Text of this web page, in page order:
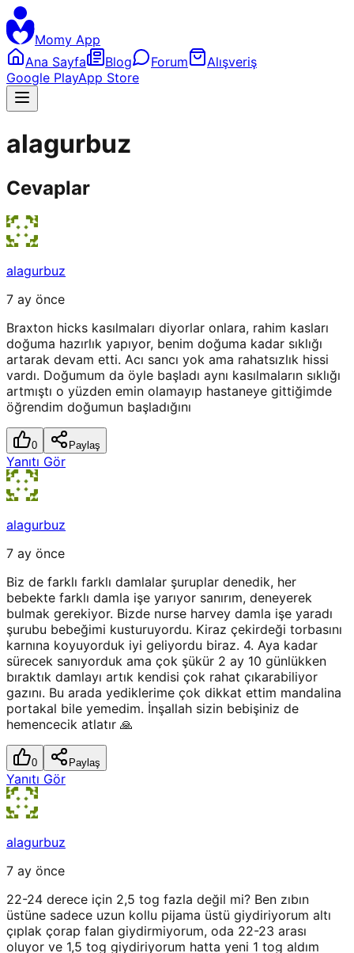
Momy App
Ana Sayfa
Blog Forum
Alışveriş
Google PlayApp Store
alagurbuz
Cevaplar
alagurbuz
7 ay önce
Braxton hicks kasılmaları diyorlar onlara, rahim kasları
doğuma hazırlık yapıyor, benim doğuma kadar sıklığı
artarak devam etti. Acı sancı yok ama rahatsızlık hissi
vardı. Doğumum da öyle başladı aynı kasılmaların sıklığı
artmıştı o yüzden emin olamayıp hastaneye gittiğimde
öğrendim doğumun başladığını
0 Paylaş
Yanıtı Gör
alagurbuz
7 ay önce
Biz de farklı farklı damlalar şuruplar denedik, her
bebekte farklı damla işe yarıyor sanırım, deneyerek
bulmak gerekiyor. Bizde nurse harvey damla işe yaradı
şurubu bebeğimi kusturuyordu. Kiraz çekirdeği torbasını
karnına koyuyorduk iyi geliyordu biraz. 4. Aya kadar
sürecek sanıyorduk ama çok şükür 2 ay 10 günlükken
bıraktık damlayı artık kendisi çok rahat çıkarabiliyor
gazını. Bu arada yediklerime çok dikkat ettim mandalina
portakal bile yemedim. İnşallah sizin bebişiniz de
hemencecik atlatır 🙏
0 Paylaş
Yanıtı Gör
alagurbuz
7 ay önce
22-24 derece için 2,5 tog fazla değil mi? Ben zıbın
üstüne sadece uzun kollu pijama üstü giydiriyorum altı
çıplak çorap falan giydirmiyorum, oda 22-23 arası
oluyor ve 1,5 tog giydiriyorum hatta yeni 1 tog aldım